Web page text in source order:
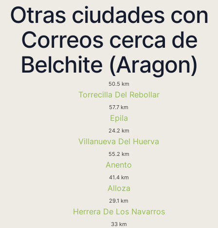
Otras ciudades con
Correos cerca de
Belchite (Aragon)
50.5 km
Torrecilla Del Rebollar
57.7 km
Epila
24.2 km
Villanueva Del Huerva
55.2 km
Anento
41.4 km
Alloza
29.1 km
Herrera De Los Navarros
33 km